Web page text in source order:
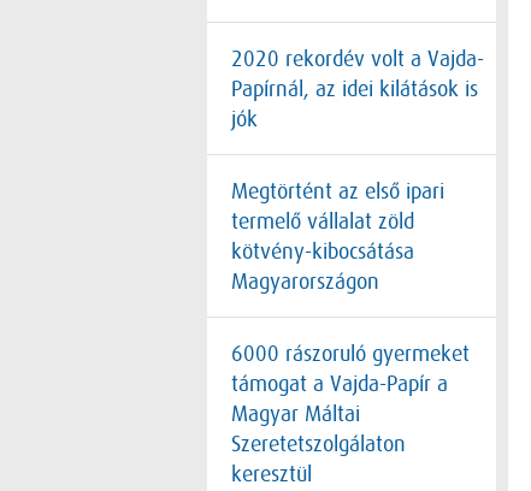
2020 rekordév volt a Vajda-
Papírnál, az idei kilátások is
jók
Megtörtént az első ipari
termelő vállalat zöld
kötvény-kibocsátása
Magyarországon
6000 rászoruló gyermeket
támogat a Vajda-Papír a
Magyar Máltai
Szeretetszolgálaton
keresztül